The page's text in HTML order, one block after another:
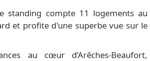
standing compte 11 logements au
et profite d'une superbe vue sur le
au cœur d’Arêches-Beaufort,